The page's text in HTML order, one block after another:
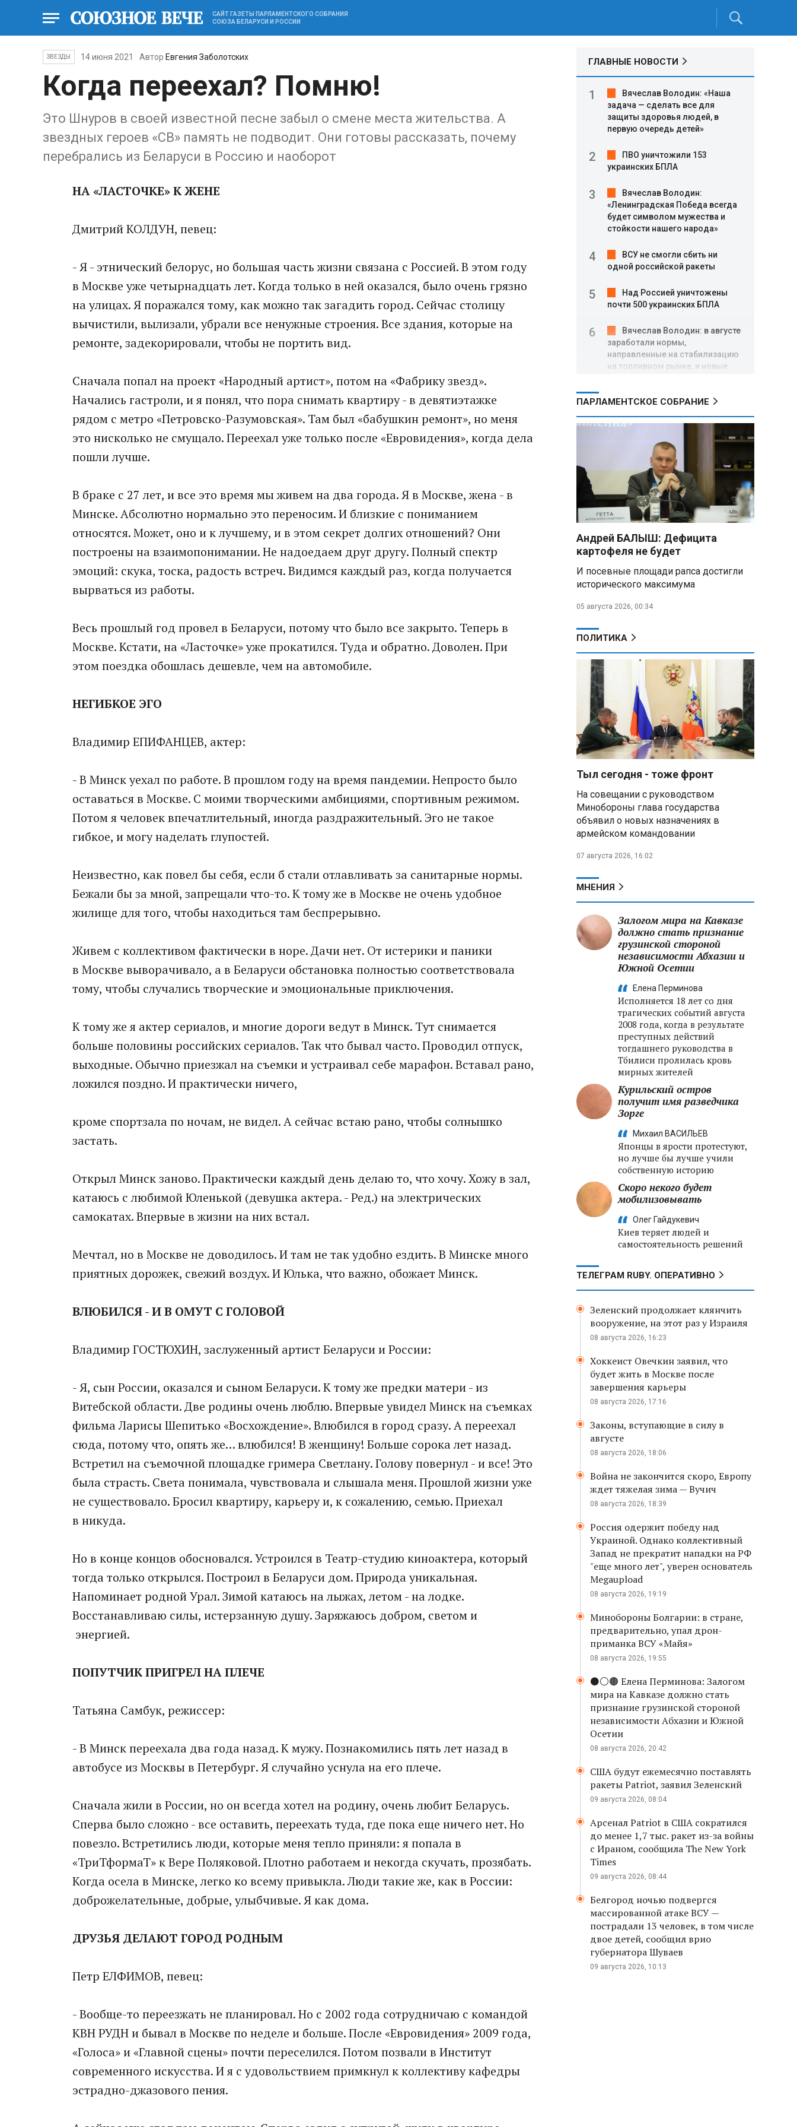
САЙТ ГАЗЕТЫ ПАРЛАМЕНТСКОГО СОБРАНИЯ
СОЮЗА БЕЛАРУСИ И РОССИИ
ЗВЕЗДЫ 14 июня 2021 Автор Евгения Заболотских
Когда переехал? Помню!
Это Шнуров в своей известной песне забыл о смене места жительства. А
звездных героев «СВ» память не подводит. Они готовы рассказать, почему
перебрались из Беларуси в Россию и наоборот
НА «ЛАСТОЧКЕ» К ЖЕНЕ
Дмитрий КОЛДУН, певец:
- Я - этнический белорус, но большая часть жизни связана с Россией. В этом году
в Москве уже четырнадцать лет. Когда только в ней оказался, было очень грязно
на улицах. Я поражался тому, как можно так загадить город. Сейчас столицу
вычистили, вылизали, убрали все ненужные строения. Все здания, которые на
ремонте, задекорировали, чтобы не портить вид.
Сначала попал на проект «Народный артист», потом на «Фабрику звезд».
Начались гастроли, и я понял, что пора снимать квартиру - в девятиэтажке
рядом с метро «Петровско-Разумовская». Там был «бабушкин ремонт», но меня
это нисколько не смущало. Переехал уже только после «Евровидения», когда дела
пошли лучше.
В браке с 27 лет, и все это время мы живем на два города. Я в Москве, жена - в
Минске. Абсолютно нормально это переносим. И близкие с пониманием
относятся. Может, оно и к лучшему, и в этом секрет долгих отношений? Они
построены на взаимопонимании. Не надоедаем друг другу. Полный спектр
эмоций: скука, тоска, радость встреч. Видимся каждый раз, когда получается
вырваться из работы.
Весь прошлый год провел в Беларуси, потому что было все закрыто. Теперь в
Москве. Кстати, на «Ласточке» уже прокатился. Туда и обратно. Доволен. При
этом поездка обошлась дешевле, чем на автомобиле.
НЕГИБКОЕ ЭГО
Владимир ЕПИФАНЦЕВ, актер:
- В Минск уехал по работе. В прошлом году на время пандемии. Непросто было
оставаться в Москве. С моими творческими амбициями, спортивным режимом.
Потом я человек впечатлительный, иногда раздражительный. Эго не такое
гибкое, и могу наделать глупостей.
Неизвестно, как повел бы себя, если б стали отлавливать за санитарные нормы.
Бежали бы за мной, запрещали что-то. К тому же в Москве не очень удобное
жилище для того, чтобы находиться там беспрерывно.
Живем с коллективом фактически в норе. Дачи нет. От истерики и паники
в Москве выворачивало, а в Беларуси обстановка полностью соответствовала
тому, чтобы случались творческие и эмоциональные приключения.
К тому же я актер сериалов, и многие дороги ведут в Минск. Тут снимается
больше половины российских сериалов. Так что бывал часто. Проводил отпуск,
выходные. Обычно приезжал на съемки и устраивал себе марафон. Вставал рано,
ложился поздно. И практически ничего,
кроме спортзала по ночам, не видел. А сейчас встаю рано, чтобы солнышко
застать.
Открыл Минск заново. Практически каждый день делаю то, что хочу. Хожу в зал,
катаюсь с любимой Юленькой (девушка актера. - Ред.) на электрических
самокатах. Впервые в жизни на них встал.
Мечтал, но в Москве не доводилось. И там не так удобно ездить. В Минске много
приятных дорожек, свежий воздух. И Юлька, что важно, обожает Минск.
ВЛЮБИЛСЯ - И В ОМУТ С ГОЛОВОЙ
Владимир ГОСТЮХИН, заслуженный артист Беларуси и России:
- Я, сын России, оказался и сыном Беларуси. К тому же предки матери - из
Витебской области. Две родины очень люблю. Впервые увидел Минск на съемках
фильма Ларисы Шепитько «Восхождение». Влюбился в город сразу. А переехал
сюда, потому что, опять же… влюбился! В женщину! Больше сорока лет назад.
Встретил на съемочной площадке гримера Светлану. Голову повернул - и все! Это
была страсть. Света понимала, чувствовала и слышала меня. Прошлой жизни уже
не существовало. Бросил квартиру, карьеру и, к сожалению, семью. Приехал
в никуда.
Но в конце концов обосновался. Устроился в Театр-студию киноактера, который
тогда только открылся. Построил в Беларуси дом. Природа уникальная.
Напоминает родной Урал. Зимой катаюсь на лыжах, летом - на лодке.
Восстанавливаю силы, истерзанную душу. Заряжаюсь добром, светом и
энергией.
ПОПУТЧИК ПРИГРЕЛ НА ПЛЕЧЕ
Татьяна Самбук, режиссер:
- В Минск переехала два года назад. К мужу. Познакомились пять лет назад в
автобусе из Москвы в Петербург. Я случайно уснула на его плече.
Сначала жили в России, но он всегда хотел на родину, очень любит Беларусь.
Сперва было сложно - все оставить, переехать туда, где пока еще ничего нет. Но
повезло. Встретились люди, которые меня тепло приняли: я попала в
«ТриТформаТ» к Вере Поляковой. Плотно работаем и некогда скучать, прозябать.
Когда осела в Минске, легко ко всему привыкла. Люди такие же, как в России:
доброжелательные, добрые, улыбчивые. Я как дома.
ДРУЗЬЯ ДЕЛАЮТ ГОРОД РОДНЫМ
Петр ЕЛФИМОВ, певец:
- Вообще-то переезжать не планировал. Но с 2002 года сотрудничаю с командой
КВН РУДН и бывал в Москве по неделе и больше. После «Евровидения» 2009 года,
«Голоса» и «Главной сцены» почти переселился. Потом позвали в Институт
современного искусства. И я с удовольствием примкнул к коллективу кафедры
эстрадно-джазового пения.
ГЛАВНЫЕ НОВОСТИ
Вячеслав Володин: «Наша
задача — сделать все для
защиты здоровья людей, в
первую очередь детей»
ПВО уничтожили 153
украинских БПЛА
Вячеслав Володин:
«Ленинградская Победа всегда
будет символом мужества и
стойкости нашего народа»
ВСУ не смогли сбить ни
одной российской ракеты
Над Россией уничтожены
почти 500 украинских БПЛА
Вячеслав Володин: в августе
заработали нормы,
направленные на стабилизацию
на топливном рынке, и новые
Александр Лукашенко о
торговых сетях: Почему к
сельчанам вышли только
Премьер Литвы призвал не
пугать людей угрозой со
стороны РФ
подарили белорусский бинокль,
изготовленный по стандартам
В Белгородской области при
еще четыре человека
Александр Лукашенко о
работе Белкоопсоюза: «Если это
так, это жуть»
Минск возглавил рейтинг
самых популярных зарубежных
городов у российских туристов
Минобороны РФ: при
освобождении Анискино ВСУ
военных сдалась в плен
Александр Лукашенко:
Россияне «услышали батьку» и
скупают пустующие дома в
белорусских деревнях
Алесандр Лукашенко назвал
«неудовлетворительной» и
ПАРЛАМЕНТСКОЕ СОБРАНИЕ
Андрей БАЛЫШ: Дефицита
картофеля не будет
И посевные площади рапса достигли
исторического максимума
05 августа 2026, 00:34
ПОЛИТИКА
Тыл сегодня - тоже фронт
На совещании с руководством
Минобороны глава государства
объявил о новых назначениях в
армейском командовании
07 августа 2026, 16:02
МНЕНИЯ
Залогом мира на Кавказе
должно стать признание
грузинской стороной
независимости Абхазии и
Южной Осетии
Елена Перминова
Исполняется 18 лет со дня
трагических событий августа
2008 года, когда в результате
преступных действий
тогдашнего руководства в
Тбилиси пролилась кровь
мирных жителей
Курильский остров
получит имя разведчика
Зорге
Михаил ВАСИЛЬЕВ
Японцы в ярости протестуют,
но лучше бы лучше учили
собственную историю
Скоро некого будет
мобилизовывать
Олег Гайдукевич
Киев теряет людей и
самостоятельность решений
ТЕЛЕГРАМ RUBY. ОПЕРАТИВНО
Зеленский продолжает клянчить
вооружение, на этот раз у Израиля
08 августа 2026, 16:23
Хоккеист Овечкин заявил, что
будет жить в Москве после
завершения карьеры
08 августа 2026, 17:16
Законы, вступающие в силу в
августе
08 августа 2026, 18:06
Война не закончится скоро, Европу
ждет тяжелая зима — Вучич
08 августа 2026, 18:39
Россия одержит победу над
Украиной. Однако коллективный
Запад не прекратит нападки на РФ
"еще много лет", уверен основатель
Megaupload
08 августа 2026, 19:19
Минобороны Болгарии: в стране,
предварительно, упал дрон-
приманка ВСУ «Майя»
08 августа 2026, 19:55
⚫️⚪️🟤 Елена Перминова: Залогом
мира на Кавказе должно стать
признание грузинской стороной
независимости Абхазии и Южной
Осетии
08 августа 2026, 20:42
США будут ежемесячно поставлять
ракеты Patriot, заявил Зеленский
09 августа 2026, 08:04
Арсенал Patriot в США сократился
до менее 1,7 тыс. ракет из-за войны
с Ираном, сообщила The New York
Times
09 августа 2026, 08:44
Белгород ночью подвергся
массированной атаке ВСУ —
пострадали 13 человек, в том числе
двое детей, сообщил врио
губернатора Шуваев
09 августа 2026, 10:13